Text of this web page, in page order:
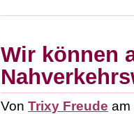
Wir können
Von Trixy Freude am